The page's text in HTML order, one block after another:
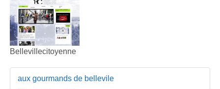
Bellevillecitoyenne
aux gourmands de bellevile